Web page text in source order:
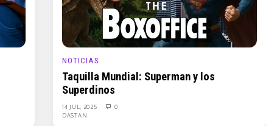
NOTICIAS
Taquilla Mundial: Superman y los
Superdinos
14 JUL, 2025
0
DASTAN